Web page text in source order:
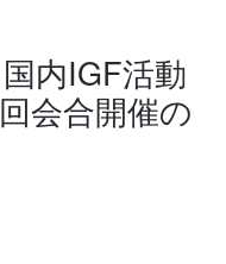
内IGF活動
会合開催の